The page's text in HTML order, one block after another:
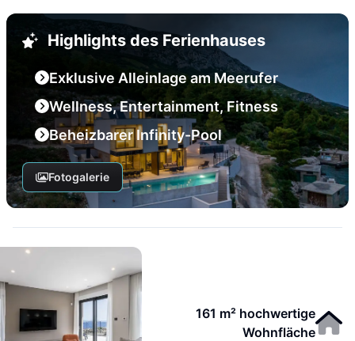
Highlights des Ferienhauses
Exklusive Alleinlage am Meerufer
Wellness, Entertainment, Fitness
Beheizbarer Infinity-Pool
Fotogalerie
161 m² hochwertige
Wohnfläche